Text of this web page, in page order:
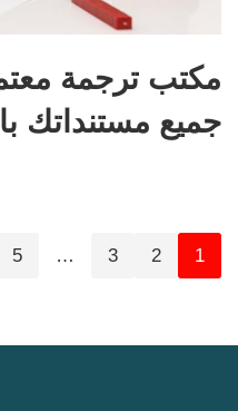
مكتب ترجمة
جميع مستنداتك
1
2
3
…
5